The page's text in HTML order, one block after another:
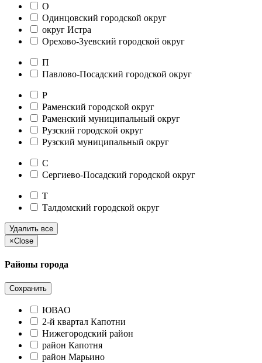
О
Одинцовский городской округ
округ Истра
Орехово-Зуевский городской округ
П
Павлово-Посадский городской округ
Р
Раменский городской округ
Раменский муниципальный округ
Рузский городской округ
Рузский муниципальный округ
С
Сергиево-Посадский городской округ
Т
Талдомский городской округ
Удалить все
×Close
Районы города
Сохранить
ЮВАО
2-й квартал Капотни
Нижегородский район
район Капотня
район Марьино